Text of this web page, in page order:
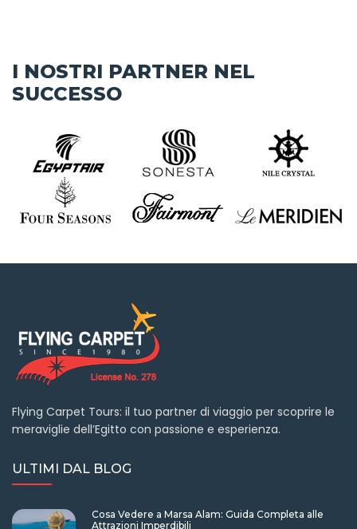
I NOSTRI PARTNER NEL
SUCCESSO
Flying Carpet Tours: il tuo partner di viaggio per scoprire le
meraviglie dell’Egitto con passione e esperienza.
ULTIMI DAL BLOG
Cosa Vedere a Marsa Alam: Guida Completa alle
Attrazioni Imperdibili